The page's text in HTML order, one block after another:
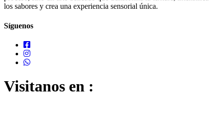
los sabores y crea una experiencia sensorial única.
Síguenos
Visitanos en :